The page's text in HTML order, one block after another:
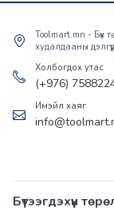
Toolmart.mn -
худалдааны дэлгүүр
Холбогдох утас
(+976)
Имэйл хаяг
Бүтээгдэхүүн